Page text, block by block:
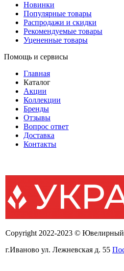
Новинки
Популярные товары
Распродажи и скидки
Рекомендуемые товары
Уцененные товары
Помощь и сервисы
Главная
Каталог
Акции
Коллекции
Бренды
Отзывы
Вопрос ответ
Доставка
Контакты
Copyright 2022-2023 © Ювелирный
г.Иваново ул. Лежневская д. 55